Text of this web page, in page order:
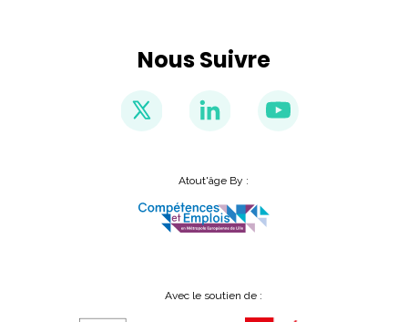
Nous Suivre
Atout'âge By :
Avec le soutien de :